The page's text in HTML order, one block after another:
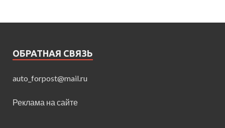
ОБРАТНАЯ СВЯЗЬ
auto_forpost@mail.ru
Реклама на сайте